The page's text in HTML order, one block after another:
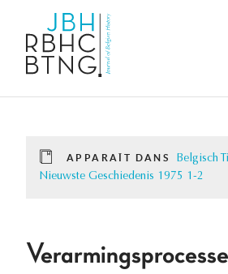
APPARAÎT DANS
Belgisch
Nieuwste Geschiedenis 1975 1-2